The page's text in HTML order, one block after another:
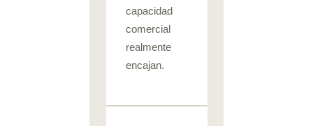
capacidad
comercial
realmente
encajan.